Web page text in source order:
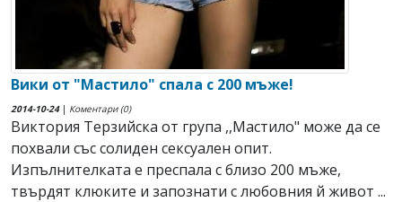
Вики от "Мастило" спала с 200 мъже!
2014-10-24| Коментари (0)
Виктория Терзийска от група ,,Мастило" може да се
похвали със солиден сексуален опит.
Изпълнителката е преспала с близо 200 мъже,
твърдят клюките и запознати с любовния й живот ...